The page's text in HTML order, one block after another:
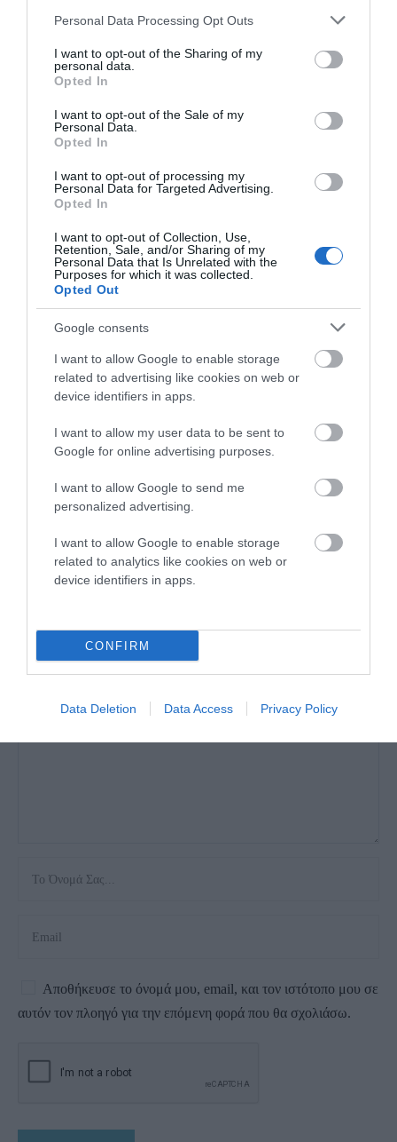
Please note that this website/app uses one or more Google
not limited to your visit or usage behaviour. You may click to
grant or deny consent to Google and its third-party tags to
use your data for below specified purposes in below Google
consent section.
Personal Data Processing Opt Outs
I want to opt-out of the Sharing of my
personal data.
Opted In
I want to opt-out of the Sale of my
Personal Data.
Opted In
I want to opt-out of processing my
Personal Data for Targeted Advertising.
Opted In
I want to opt-out of Collection, Use,
Retention, Sale, and/or Sharing of my
Personal Data that Is Unrelated with the
Purposes for which it was collected.
Opted Out
Google consents
I want to allow Google to enable storage
related to advertising like cookies on web or
device identifiers in apps.
I want to allow my user data to be sent to
Google for online advertising purposes.
I want to allow Google to send me
personalized advertising.
I want to allow Google to enable storage
related to analytics like cookies on web or
device identifiers in apps.
CONFIRM
Data Deletion Data Access Privacy Policy
COMMENTS
anonimos
17/06/2024 στις 11:30
Ενοχλούνται οι περίοικοι που έκαναν την
καταγγελία!!!!!!!!!!!!!!Που είναι η περίοικοι
ΟΕΟ;;;;;
Αλέξανδρος
16/06/2024 στις 19:22
ΑΠΆΝΤΗΣΗ
ΑΦΉΣΤΕ ΈΝΑ ΣΧΌΛΙΟ
Η ηλ. διεύθυνση σας δεν δημοσιεύεται. Τα υποχρεωτικά πεδία
σημειώνονται με*
Αποθήκευσε το όνομά μου, email, και τον ιστότοπο μου σε
αυτόν τον πλοηγό για την επόμενη φορά που θα σχολιάσω.